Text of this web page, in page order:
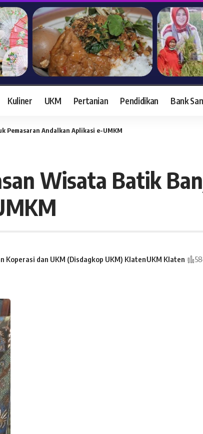
Kuliner UKM Pertanian Pendidikan Bank
Pemasaran Andalkan Aplikasi e-UMKM
Wisata Batik
Koperasi dan UKM (Disdagkop UKM) KlatenUKM Klaten